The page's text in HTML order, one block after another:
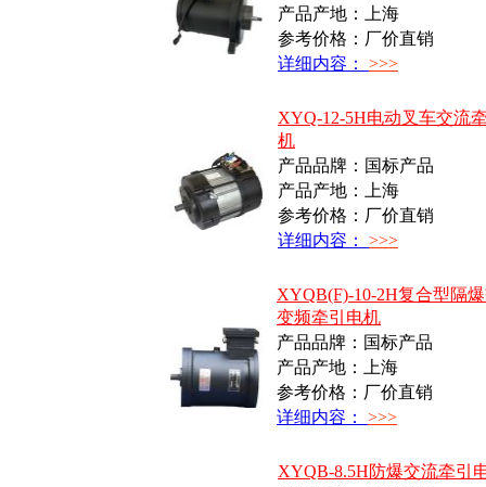
产品产地：上海
参考价格：厂价直销
详细内容： >>>
XYQ-12-5H电动叉车交流
机
产品品牌：国标产品
产品产地：上海
参考价格：厂价直销
详细内容： >>>
XYQB(F)-10-2H复合型隔
变频牵引电机
产品品牌：国标产品
产品产地：上海
参考价格：厂价直销
详细内容： >>>
XYQB-8.5H防爆交流牵引